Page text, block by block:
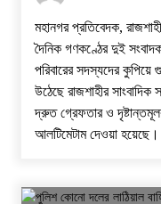
​মহানগর প্রতিবেদক,
দৈনিক গণকণ্ঠের দুই
পরিবারের সদস্যদের
উঠেছে রাজশাহীর
দ্রুত গ্রেফতার ও
আলটিমেটাম দেওয়া